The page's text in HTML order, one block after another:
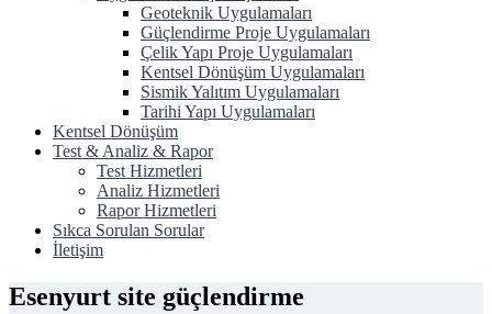
Geoteknik Uygulamaları
Güçlendirme Proje Uygulamaları
Çelik Yapı Proje Uygulamaları
Kentsel Dönüşüm Uygulamaları
Sismik Yalıtım Uygulamaları
Tarihi Yapı Uygulamaları
Kentsel Dönüşüm
Test & Analiz & Rapor
Test Hizmetleri
Analiz Hizmetleri
Rapor Hizmetleri
Sıkca Sorulan Sorular
İletişim
Esenyurt site güçlendirme